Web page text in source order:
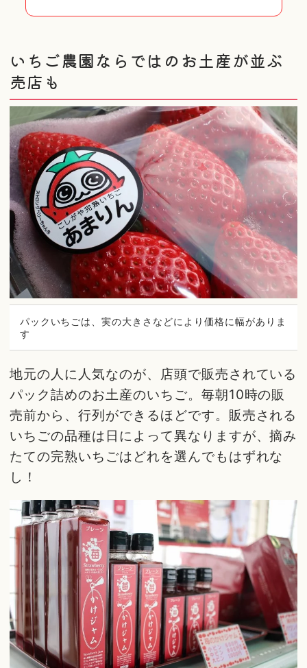
いちご農園ならではのお土産が並ぶ
売店も
パックいちごは、実の大きさなどにより価格に幅がありま
す
地元の人に人気なのが、店頭で販売されている
パック詰めのお土産のいちご。毎朝10時の販
売前から、行列ができるほどです。販売される
いちごの品種は日によって異なりますが、摘み
たての完熟いちごはどれを選んでもはずれな
し！